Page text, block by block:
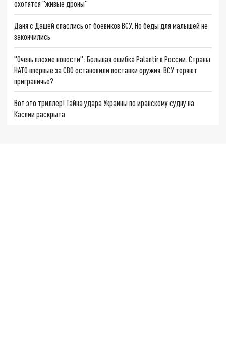
охотятся "живые дроны"
Даня с Дашей спаслись от боевиков ВСУ. Но беды для малышей не
закончились
"Очень плохие новости": Большая ошибка Palantir в России. Страны
НАТО впервые за СВО остановили поставки оружия. ВСУ теряют
приграничье?
Вот это триллер! Тайна удара Украины по иранскому судну на
Каспии раскрыта